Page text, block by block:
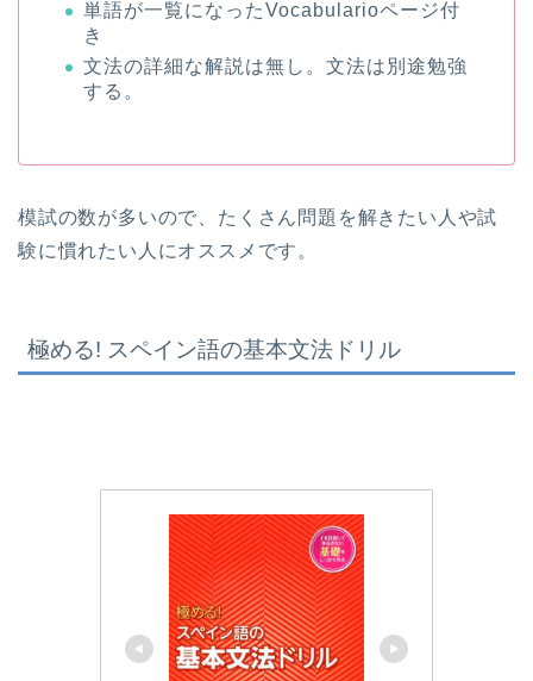
単語が一覧になったVocabularioページ付
き
文法の詳細な解説は無し。文法は別途勉強
する。
模試の数が多いので、たくさん問題を解きたい人や試
験に慣れたい人にオススメです。
極める! スペイン語の基本文法ドリル